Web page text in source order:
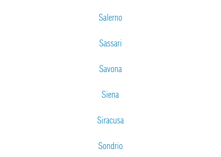
Salerno
Sassari
Savona
Siena
Siracusa
Sondrio